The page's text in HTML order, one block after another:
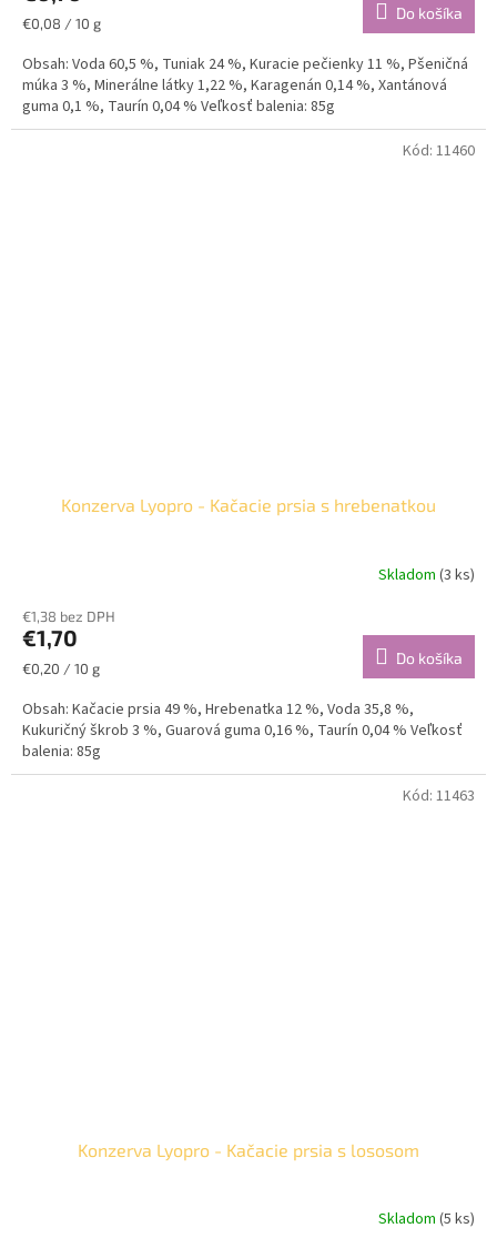
Jednotková
€0,08 / 10 g
Do košíka
Obsah: Voda 60,5 %, Tuniak 24 %, Kuracie pečienky 11 %, Pšeničná
múka 3 %, Minerálne látky 1,22 %, Karagenán 0,14 %, Xantánová
guma 0,1 %, Taurín 0,04 % Veľkosť balenia: 85g
Konzerva Lyopro - Kačacie prsia s hrebenatkou
Skladom (3 ks)
€1,38 bez DPH
€1,70
Jednotková
€0,20 / 10 g
Do košíka
Obsah: Kačacie prsia 49 %, Hrebenatka 12 %, Voda 35,8 %,
Kukuričný škrob 3 %, Guarová guma 0,16 %, Taurín 0,04 % Veľkosť
balenia: 85g
Kód: 11460
Konzerva Lyopro - Kačacie prsia s lososom
Skladom (5 ks)
Kód: 11463